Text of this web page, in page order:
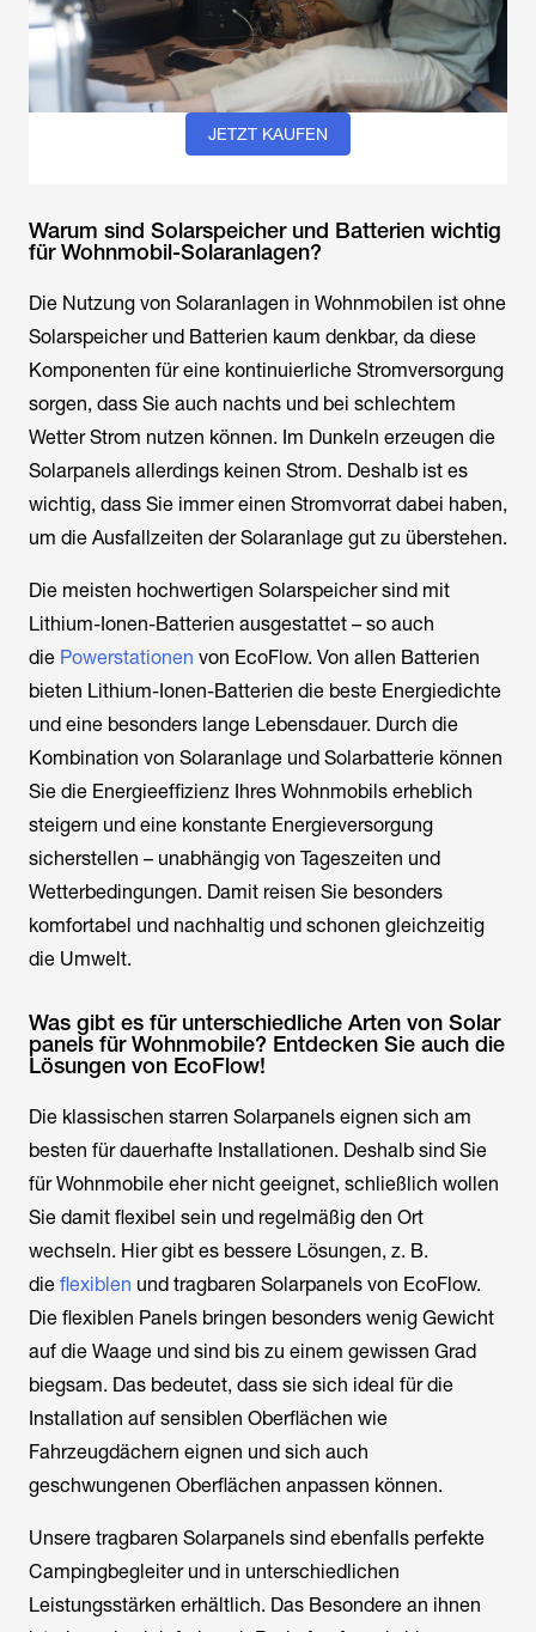
JETZT KAUFEN
Warum sind Solarspeicher und Batterien wichtig
für Wohnmobil-Solaranlagen?
Die Nutzung von Solaranlagen in Wohnmobilen ist ohne
Solarspeicher und Batterien kaum denkbar, da diese
Komponenten für eine kontinuierliche Stromversorgung
sorgen, dass Sie auch nachts und bei schlechtem
Wetter Strom nutzen können. Im Dunkeln erzeugen die
Solarpanels allerdings keinen Strom. Deshalb ist es
wichtig, dass Sie immer einen Stromvorrat dabei haben,
um die Ausfallzeiten der Solaranlage gut zu überstehen.
Die meisten hochwertigen Solarspeicher sind mit
Lithium-Ionen-Batterien ausgestattet – so auch
die Powerstationen von EcoFlow. Von allen Batterien
bieten Lithium-Ionen-Batterien die beste Energiedichte
und eine besonders lange Lebensdauer. Durch die
Kombination von Solaranlage und Solarbatterie können
Sie die Energieeffizienz Ihres Wohnmobils erheblich
steigern und eine konstante Energieversorgung
sicherstellen – unabhängig von Tageszeiten und
Wetterbedingungen. Damit reisen Sie besonders
komfortabel und nachhaltig und schonen gleichzeitig
die Umwelt.
Was gibt es für unterschiedliche Arten von Solar
panels für Wohnmobile? Entdecken Sie auch die
Lösungen von EcoFlow!
Die klassischen starren Solarpanels eignen sich am
besten für dauerhafte Installationen. Deshalb sind Sie
für Wohnmobile eher nicht geeignet, schließlich wollen
Sie damit flexibel sein und regelmäßig den Ort
wechseln. Hier gibt es bessere Lösungen, z. B.
die flexiblen und tragbaren Solarpanels von EcoFlow.
Die flexiblen Panels bringen besonders wenig Gewicht
auf die Waage und sind bis zu einem gewissen Grad
biegsam. Das bedeutet, dass sie sich ideal für die
Installation auf sensiblen Oberflächen wie
Fahrzeugdächern eignen und sich auch
geschwungenen Oberflächen anpassen können.
Unsere tragbaren Solarpanels sind ebenfalls perfekte
Campingbegleiter und in unterschiedlichen
Leistungsstärken erhältlich. Das Besondere an ihnen